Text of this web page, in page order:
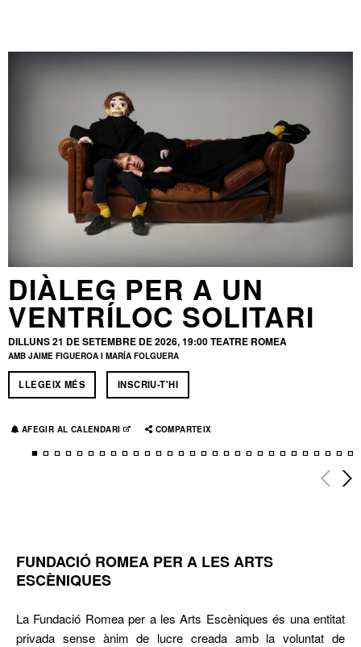
DIÀLEG PER A UN
VENTRÍLOC SOLITARI
DILLUNS 21 DE SETEMBRE DE 2026, 19:00TEATRE ROMEA
AMB JAIME FIGUEROA I MARÍA FOLGUERA
LLEGEIX MÉS INSCRIU-T'HI
AFEGIR AL CALENDARI ABRE EN NUEVA VENTANA
COMPARTEIX
FUNDACIÓ ROMEA PER A LES ARTS
ESCÈNIQUES
La Fundació Romea per a les Arts Escèniques és una entitat
privada sense ànim de lucre creada amb la voluntat de